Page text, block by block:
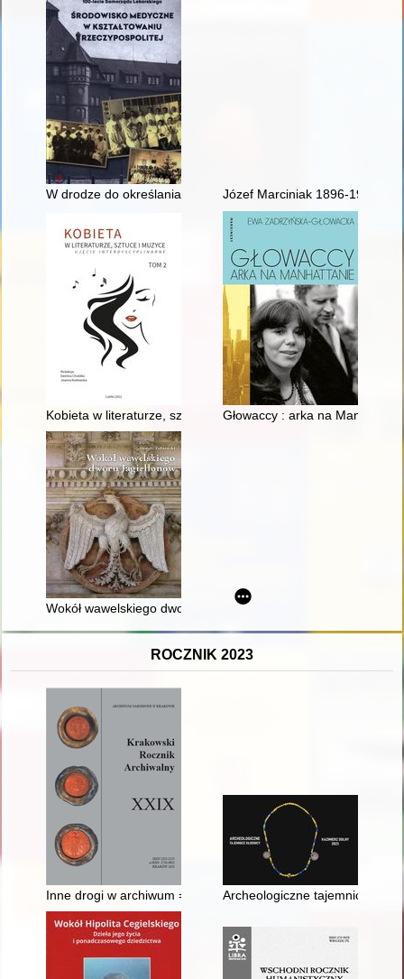
W drodze do określania tożsamości zawodu : farmacja od III
Józef Marciniak 1896-1940 :
Kobieta w literaturze, sztuce i muzyce : ujęcie
Głowaccy : arka na
Wokół wawelskiego dworu Jagiellonów : cztery studia o
ROCZNIK 2023
Inne drogi w archiwum = Other roads in archives
Archeologiczne tajemnice